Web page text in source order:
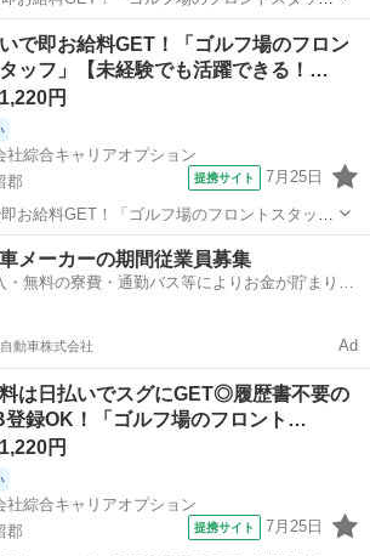
きる!】残業ほぼナシでプラ充!Excelのスキル
学が多
その他
で即お給料GET！「ゴルフ場のフロン
タッフ」【未経験でも活躍できる！…
円
社綜合キャリアオプション
郡
提携サイト 7月25日
お給料GET！「ゴルフ場のフロントスタッ
きる！】残業ほぼナシでプラ充！Excelのスキ
仕事が豊富★未
...
その他
メーカーの期間従業員募集
・無料の寮費・通勤バス等によりお金が貯まりや
自動車株式会社 Ad
は日払いでスグにGET◎履歴書不要の
登録OK！「ゴルフ場のフロント…
円
社綜合キャリアオプション
郡
提携サイト 7月25日